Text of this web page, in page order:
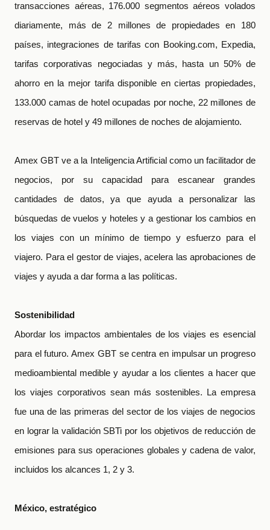
transacciones aéreas, 176.000 segmentos aéreos volados
diariamente, más de 2 millones de propiedades en 180
países, integraciones de tarifas con Booking.com, Expedia,
tarifas corporativas negociadas y más, hasta un 50% de
ahorro en la mejor tarifa disponible en ciertas propiedades,
133.000 camas de hotel ocupadas por noche, 22 millones de
reservas de hotel y 49 millones de noches de alojamiento.
Amex GBT ve a la Inteligencia Artificial como un facilitador de
negocios, por su capacidad para escanear grandes
cantidades de datos, ya que ayuda a personalizar las
búsquedas de vuelos y hoteles y a gestionar los cambios en
los viajes con un mínimo de tiempo y esfuerzo para el
viajero. Para el gestor de viajes, acelera las aprobaciones de
viajes y ayuda a dar forma a las políticas.
Sostenibilidad
Abordar los impactos ambientales de los viajes es esencial
para el futuro. Amex GBT se centra en impulsar un progreso
medioambiental medible y ayudar a los clientes a hacer que
los viajes corporativos sean más sostenibles.
La empresa
fue una de las primeras del sector de los viajes de negocios
en lograr la validación SBTi por los objetivos de reducción de
emisiones para sus operaciones globales y cadena de valor,
incluidos los alcances 1, 2 y 3.
México, estratégico